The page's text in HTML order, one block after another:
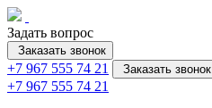
Задать вопрос
Заказать звонок
+7 967 555 74 21 Заказать звонок
+7 967 555 74 21